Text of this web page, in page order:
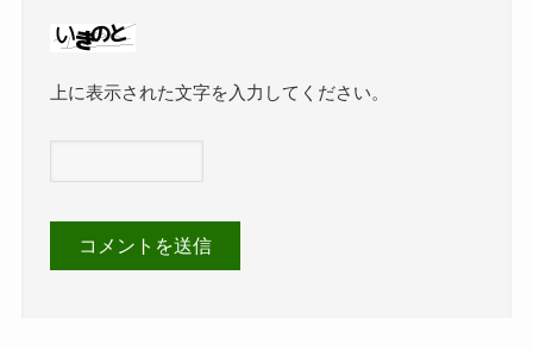
上に表示された文字を入力してください。